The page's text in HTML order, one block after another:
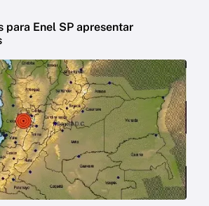
para Enel SP apresentar